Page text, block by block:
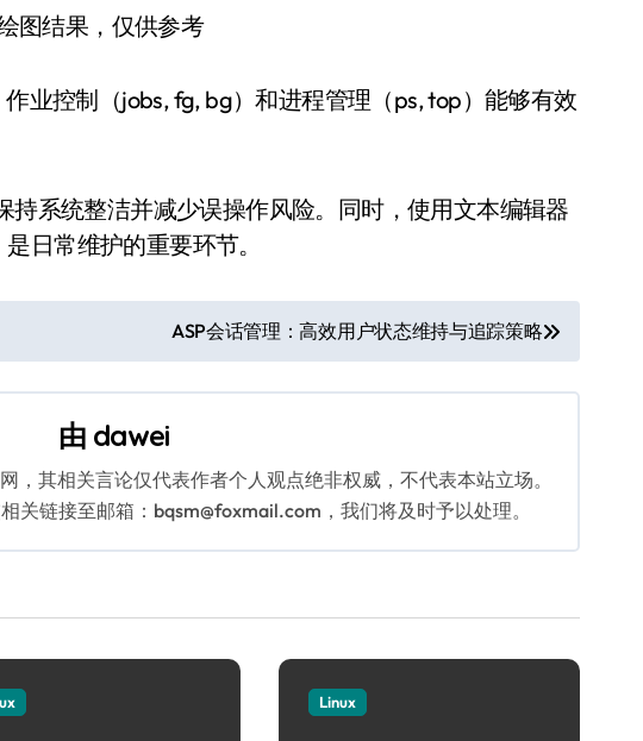
图结果，仅供参考
业控制（jobs, fg, bg）和进程管理（ps, top）能够有效
系统整洁并减少误操作风险。同时，使用文本编辑器
日常维护的重要环节。
ASP会话管理：高效用户状态维持与追踪策略
由 dawei
，其相关言论仅代表作者个人观点绝非权威，不代表本站立场。
关链接至邮箱：bqsm@foxmail.com，我们将及时予以处理。
Linux